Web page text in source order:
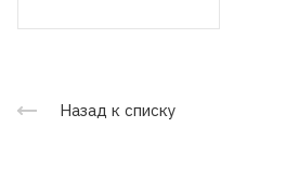
Назад к списку